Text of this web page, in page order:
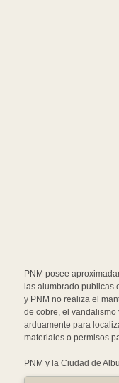
PNM posee
las alumbrado publicas
y PNM no realiza el
de cobre, el
arduamente para
materiales o permisos
PNM y la Ciudad de